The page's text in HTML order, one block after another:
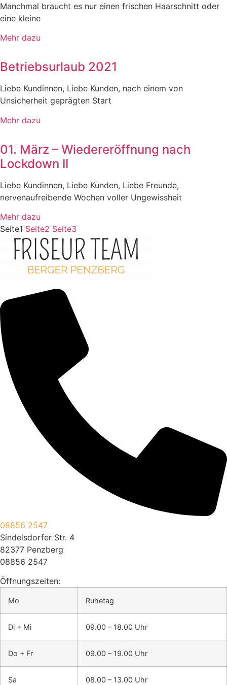
Manchmal braucht es nur einen frischen Haarschnitt oder
eine kleine
Mehr dazu
Betriebsurlaub 2021
Liebe Kundinnen, Liebe Kunden, nach einem von
Unsicherheit geprägten Start
Mehr dazu
01. März – Wiedereröffnung nach
Lockdown II
Liebe Kundinnen, Liebe Kunden, Liebe Freunde,
nervenaufreibende Wochen voller Ungewissheit
Mehr dazu
Seite1 Seite2 Seite3
08856 2547
Sindelsdorfer Str. 4
82377 Penzberg
08856 2547
Öffnungszeiten:
Mo Ruhetag
Di + Mi 09.00 – 18.00 Uhr
Do + Fr 09.00 – 19.00 Uhr
Sa 08.00 – 13.00 Uhr